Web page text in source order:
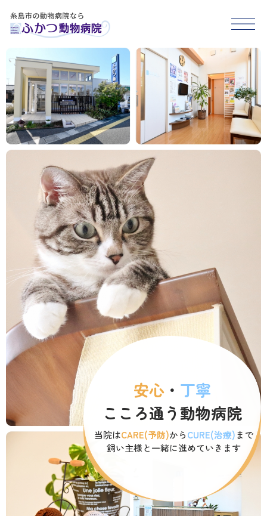
HOME
医院紹介
スタッフ紹介
診療案内
アクセス
糸島市･福岡市西区で
動物病院をお探しの際は
お気軽にお問い合わせ
ください。
対応時間
9:00-12:00/15:00-19:00｜木曜休診
092-321-2565
安心 ・ 丁寧
こころ通う動物病院
当院はCARE(予防)からCURE(治療)まで
飼い主様と一緒に進めていきます